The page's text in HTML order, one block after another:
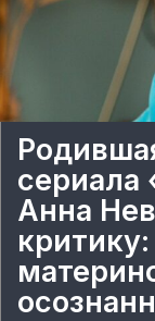
сериала
Анна